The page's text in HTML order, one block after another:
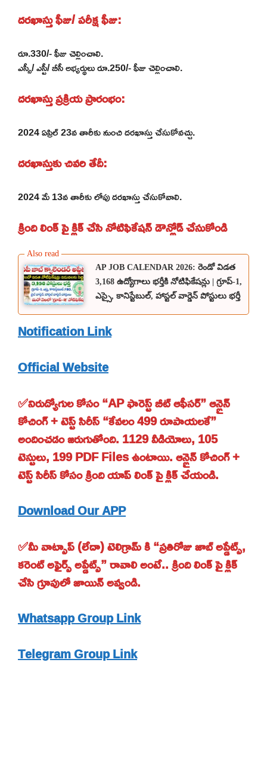
దరఖాస్తు ఫీజు/ పరీక్ష ఫీజు:
రూ.330/- ఫీజు చెల్లించాలి.
ఎస్సీ/ ఎస్టీ/ బీసీ అభ్యర్థులు రూ.250/- ఫీజు చెల్లించాలి.
దరఖాస్తు ప్రక్రియ ప్రారంభం:
2024 ఏప్రిల్ 23వ తారీకు నుంచి దరఖాస్తు చేసుకోవచ్చు.
దరఖాస్తుకు చివరి తేదీ:
2024 మే 13వ తారీకు లోపు దరఖాస్తు చేసుకోవాలి.
క్రింది లింక్ పై క్లిక్ చేసి నోటిఫికేషన్ డౌన్లోడ్ చేసుకోండి
AP JOB CALENDAR 2026: రెండో విడత
3,168 ఉద్యోగాలు భర్తీకి నోటిఫికేషన్లు | గ్రూప్-1,
ఎస్సై, కానిస్టేబుల్, హాస్టల్ వార్డెన్ పోస్టులు భర్తీ
Notification Link
Official Website
✅నిరుద్యోగుల కోసం “AP ఫారెస్ట్ బీట్ ఆఫీసర్” ఆన్లైన్
కోచింగ్ + టెస్ట్ సిరీస్ “కేవలం 499 రూపాయలకే”
అందించడం జరుగుతోంది. 1129 వీడియోలు, 105
టెస్టులు, 199 PDF Files ఉంటాయి. ఆన్లైన్ కోచింగ్ +
టెస్ట్ సిరీస్ కోసం క్రింది యాప్ లింక్ పై క్లిక్ చేయండి.
Download Our APP
✅మీ వాట్సాప్ (లేదా) టెలిగ్రామ్ కి “ప్రతిరోజు జాబ్ అప్డేట్స్,
కరెంట్ అఫైర్స్ అప్డేట్స్” రావాలి అంటే.. క్రింది లింక్ పై క్లిక్
చేసి గ్రూపులో జాయిన్ అవ్వండి.
Whatsapp Group Link
Telegram Group Link